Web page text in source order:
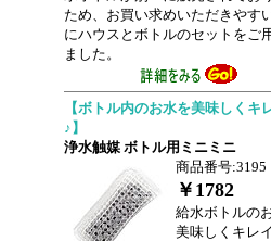
ため、お買い求めいただきやす
にハウスとボトルのセットをご
ました。
【ボトル内のお水を美味しくキ
♪】
浄水触媒 ボトル用ミニミニ
商品番号:3195
￥1782
給水ボトルの
美味しくキレ